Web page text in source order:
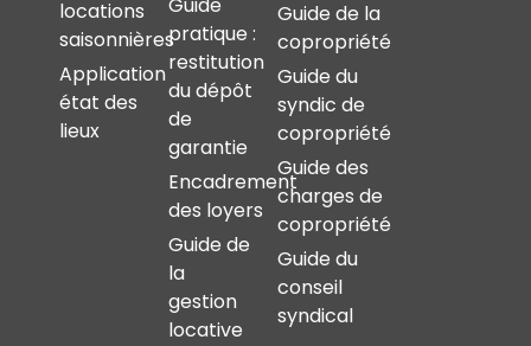
locations
saisonnières
Application
état des
lieux
Guide
pratique :
restitution
du dépôt
de
garantie
Encadrement
des loyers
Guide de
la
gestion
locative
Guide de la
copropriété
Guide du
syndic de
copropriété
Guide des
charges de
copropriété
Guide du
conseil
syndical